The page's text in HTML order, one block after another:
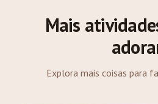
Mais
Explora mais coisas para